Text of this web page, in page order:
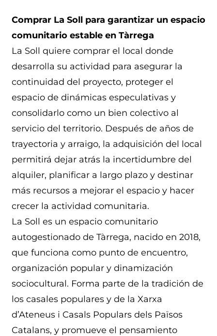
Comprar La Soll para garantizar un espacio
comunitario estable en Tàrrega
La Soll quiere comprar el local donde
desarrolla su actividad para asegurar la
continuidad del proyecto, proteger el
espacio de dinámicas especulativas y
consolidarlo como un bien colectivo al
servicio del territorio. Después de años de
trayectoria y arraigo, la adquisición del local
permitirá dejar atrás la incertidumbre del
alquiler, planificar a largo plazo y destinar
más recursos a mejorar el espacio y hacer
crecer la actividad comunitaria.
La Soll es un espacio comunitario
autogestionado de Tàrrega, nacido en 2018,
que funciona como punto de encuentro,
organización popular y dinamización
sociocultural. Forma parte de la tradición de
los casales populares y de la Xarxa
d’Ateneus i Casals Populars dels Països
Catalans, y promueve el pensamiento